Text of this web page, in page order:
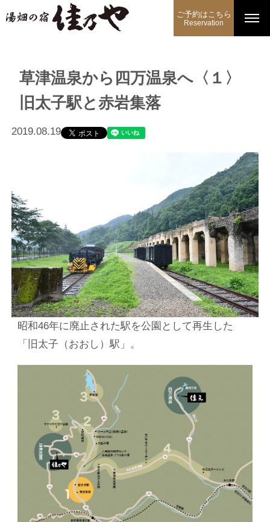
ご予約はこちら
Reservation
草津温泉から四万温泉へ〈１〉
旧太子駅と赤岩集落
2019.08.19
昭和46年に廃止された駅を公園として再生した
「旧太子（おおし）駅」。